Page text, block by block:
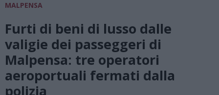
MALPENSA
Furti di beni di lusso dalle
valigie dei passeggeri di
Malpensa: tre operatori
aeroportuali fermati dalla
polizia